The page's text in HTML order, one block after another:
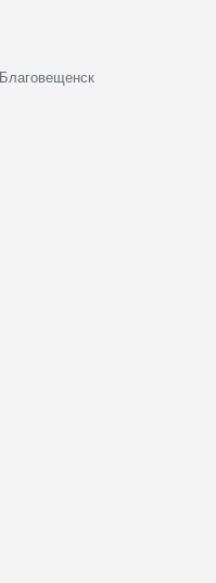
Благовещенск